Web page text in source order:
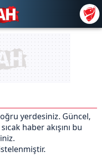
yerdesiniz. Güncel,
haber akışını bu